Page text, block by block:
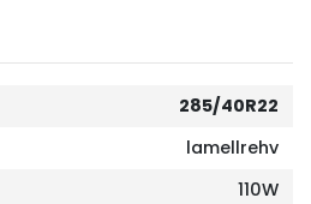
285/40R22
lamellrehv
110W